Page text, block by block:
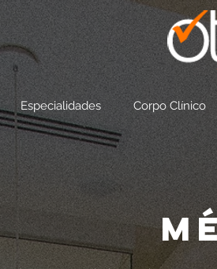
Especialidades Corpo Clínico